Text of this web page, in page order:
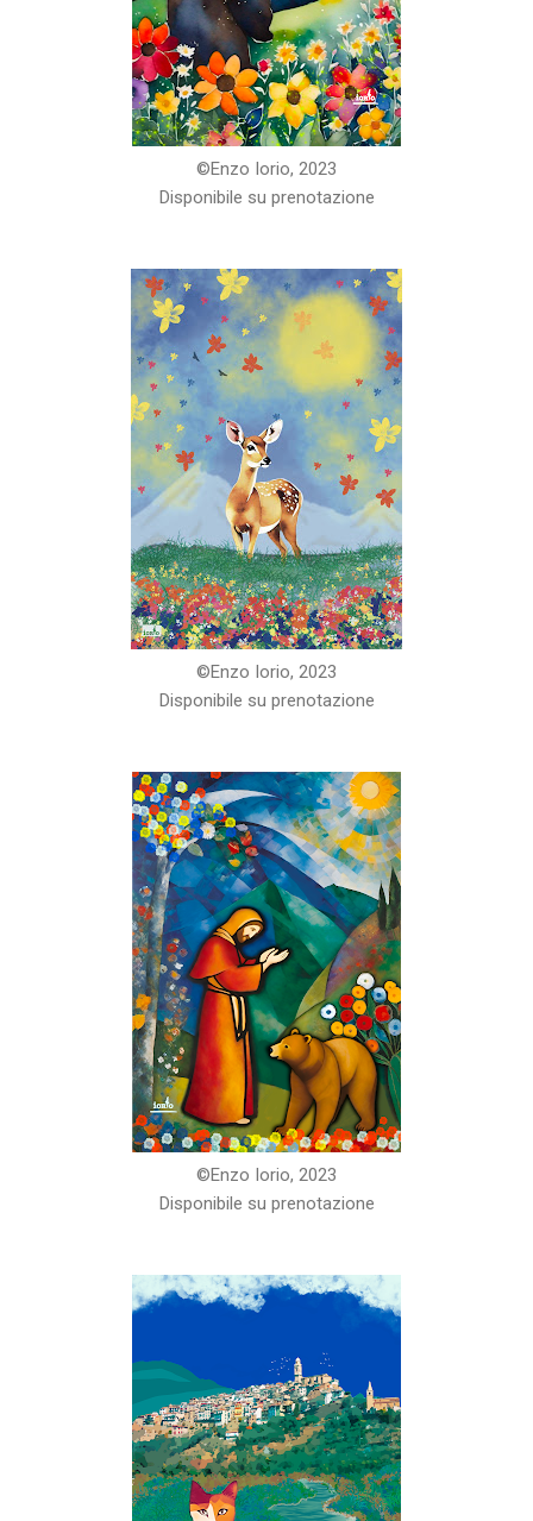
©️Enzo Iorio, 2023
Disponibile su prenotazione
©️Enzo Iorio, 2023
Disponibile su prenotazione
©️Enzo Iorio, 2023
Disponibile su prenotazione